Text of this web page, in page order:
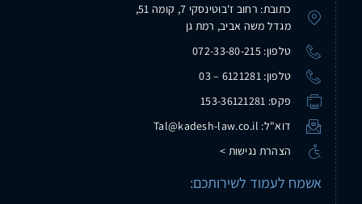
כתובת: רחוב ז'בוטינסקי 7, קומה 51,
מגדל משה אביב, רמת גן
טלפון: 072-33-80-215
טלפון: 6121281 – 03
פקס: 153-36121281
דוא"ל: Tal@kadesh-law.co.il
הצהרת נגישות >
אשמח לעמוד לשירותכם: